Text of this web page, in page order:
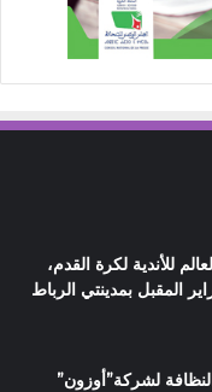
للأندية لكرة القدم،
مابين 1 و11 فبراير المقبل بمدينتي الرباط
لشركة”أوزون”